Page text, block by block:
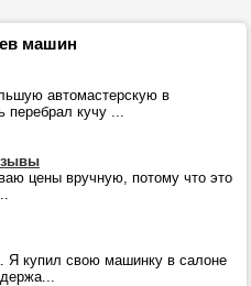
машин
автомастерскую в
перебрал кучу ...
цены вручную, потому что это
Я купил свою машинку в салоне